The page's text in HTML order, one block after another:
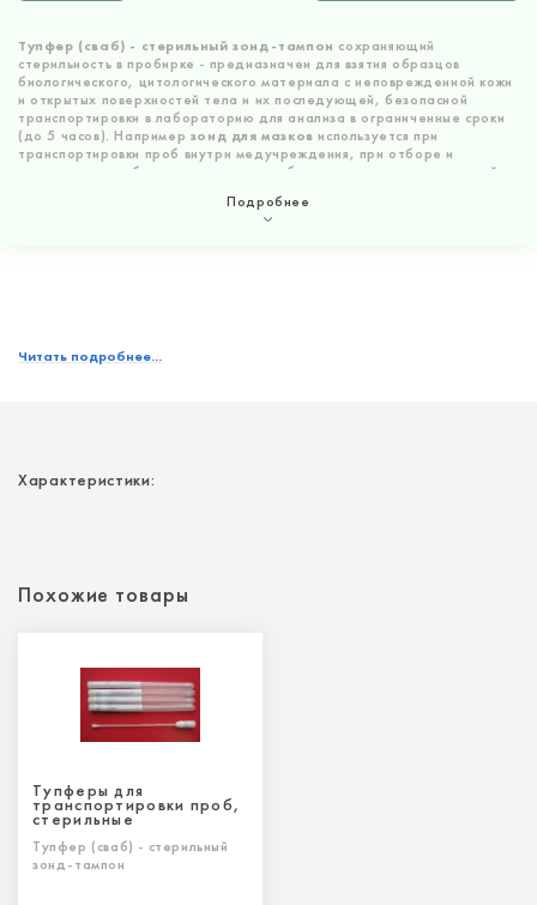
Тупфер (сваб) - стерильный зонд-тампон сохраняющий
стерильность в пробирке - предназначен для взятия образцов
биологического, цитологического материала с неповрежденной кожи
и открытых поверхностей тела и их последующей, безопасной
транспортировки в лабораторию для анализа в ограниченные сроки
(до 5 часов). Например зонд для мазков используется при
транспортировки проб внутри медучреждения, при отборе и
транспорте проб, взятых на вызове у больного, или при экстренной
лабораторию. Главным преимуществомзонда-тампона в пробирке
- является отсутствие использования дополнительных нестандартных,
Подробнее
Читать подробнее...
Характеристики:
Похожие товары
Тупферы для
транспортировки проб,
стерильные
Тупфер (сваб) - стерильный
зонд-тампон